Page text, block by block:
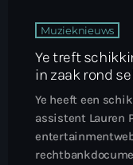
Muzieknieuws
Ye treft
in zaak rond
Ye heeft een
assistent Lauren